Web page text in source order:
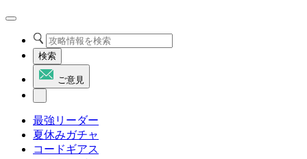
検索
ご意見
最強リーダー
夏休みガチャ
コードギアス